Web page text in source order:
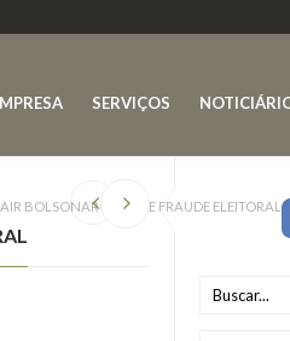
SERVIÇOS
BOLSONARO SOBRE FRAUDE ELEITORAL